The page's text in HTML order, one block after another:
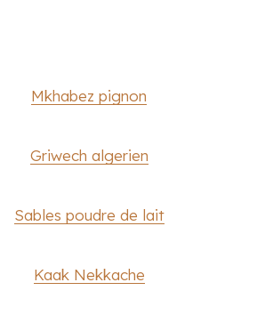
Mkhabez pignon
Griwech algerien
Sables poudre de lait
Kaak Nekkache